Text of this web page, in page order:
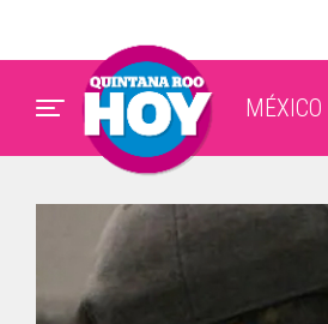
MÉXICO